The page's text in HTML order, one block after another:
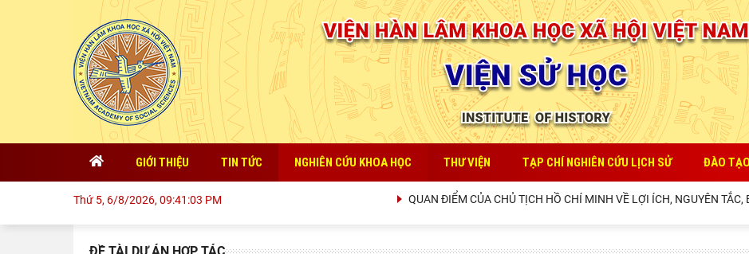
GIỚI THIỆU TIN TỨC NGHIÊN CỨU KHOA HỌC THƯ VIỆN TẠP CHÍ NGHIÊN CỨU LỊCH SỬ ĐÀO TẠO
Thứ 5, 6/8/2026, 09:41:04 PM QUAN ĐIỂM CỦA CHỦ TỊCH HỒ CHÍ MINH VỀ LỢI ÍCH, NGUYÊN TẮC,